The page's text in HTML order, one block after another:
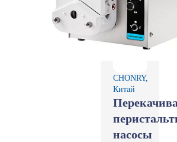
CHONRY,
Китай
насосы